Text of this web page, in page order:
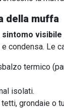
della muffa
sintomo visibile
condensa. Le
termico
isolati.
grondaie o